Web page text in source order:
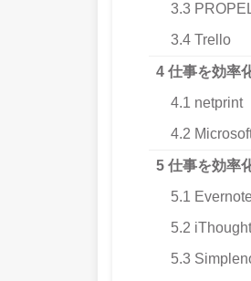
3.3
3.4 Trello
4 仕事を効率
4.1 netprint
4.2
5 仕事を効率
5.1
5.2
5.3